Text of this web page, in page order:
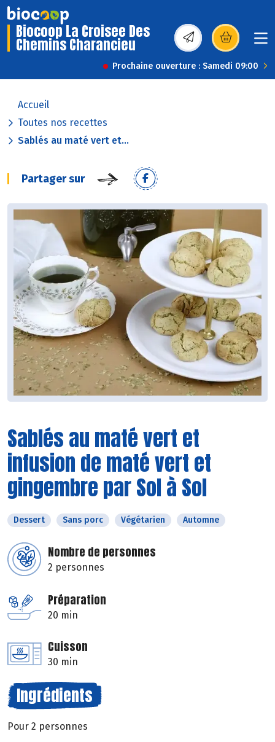
Biocoop La Croisee Des
Chemins Charancieu (s’ouvre dans une
Prochaine ouverture : Samedi 09:00
Accueil
Toutes nos recettes
Sablés au maté vert et...
Partager sur
Sablés au maté vert et
infusion de maté vert et
gingembre par Sol à Sol
Dessert Sans porc Végétarien Automne
Nombre de personnes
2 personnes
Préparation
20 min
Cuisson
30 min
Ingrédients
Pour 2 personnes